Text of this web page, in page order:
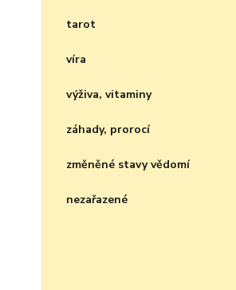
tarot
víra
výživa, vitaminy
záhady, prorocí
změněné stavy vědomí
nezařazené